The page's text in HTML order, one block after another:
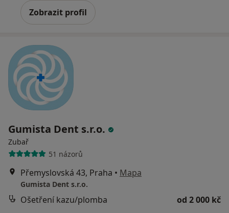
Zobrazit profil
Gumista Dent s.r.o.
Zubař
51 názorů
Přemyslovská 43, Praha • Mapa
Gumista Dent s.r.o.
Ošetření kazu/plomba od 2 000 kč